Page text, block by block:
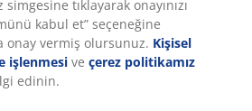
tıklayarak onayınızı
kabul et” seçeneğine
onay vermiş olursunuz. Kişisel
işlenmesi ve çerez politikamız
edinin.